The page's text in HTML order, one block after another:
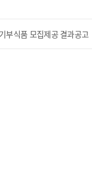
부식품 모집제공 결과공고